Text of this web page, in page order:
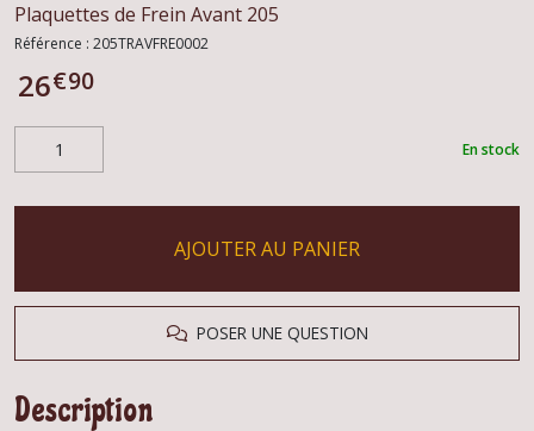
Plaquettes de Frein Avant 205
Référence : 205TRAVFRE0002
26€90
En stock
AJOUTER AU PANIER
POSER UNE QUESTION
Description